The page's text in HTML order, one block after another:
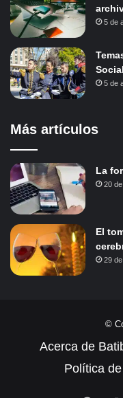
5 de
Social
5 de
Más artículos
La
20
El
29
©
Acerca de
Política